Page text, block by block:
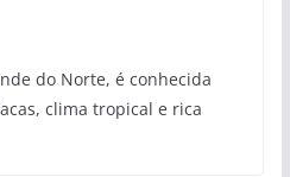
do Norte, é conhecida
clima tropical e rica